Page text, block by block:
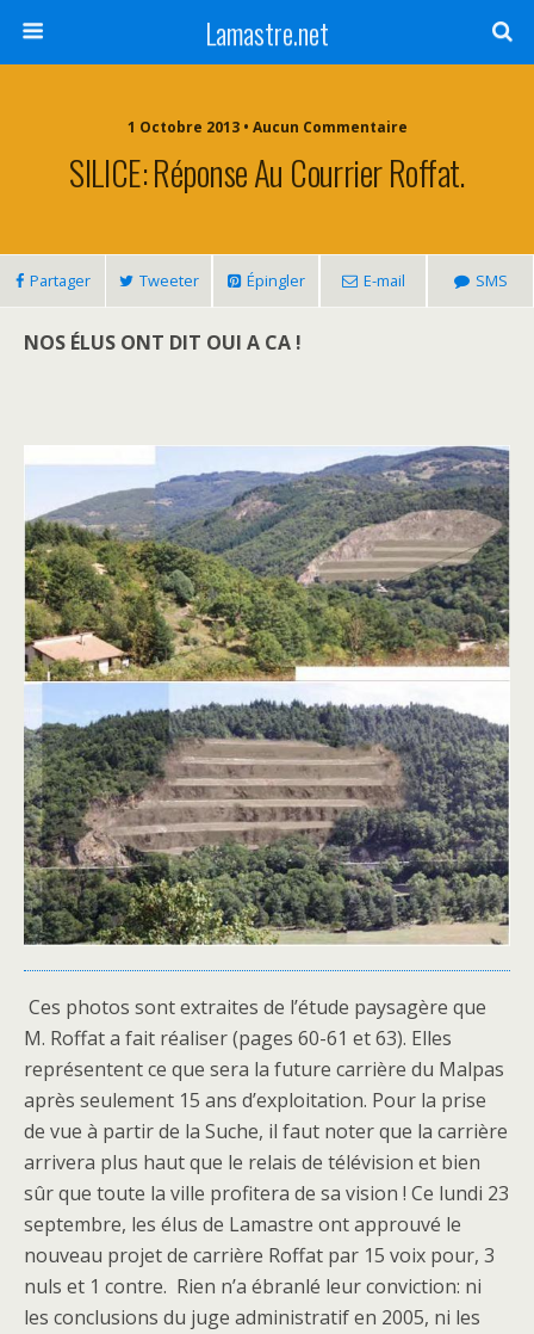
Lamastre.net
1 Octobre 2013 • Aucun Commentaire
SILICE: Réponse Au Courrier Roffat.
Partager Tweeter Épingler E-mail SMS
NOS ÉLUS ONT DIT OUI A CA !
Ces photos sont extraites de l’étude paysagère que
M. Roffat a fait réaliser (pages 60-61 et 63). Elles
représentent ce que sera la future carrière du Malpas
après seulement 15 ans d’exploitation. Pour la prise
de vue à partir de la Suche, il faut noter que la carrière
arrivera plus haut que le relais de télévision et bien
sûr que toute la ville profitera de sa vision ! Ce lundi 23
septembre, les élus de Lamastre ont approuvé le
nouveau projet de carrière Roffat par 15 voix pour, 3
nuls et 1 contre. Rien n’a ébranlé leur conviction: ni
les conclusions du juge administratif en 2005, ni les